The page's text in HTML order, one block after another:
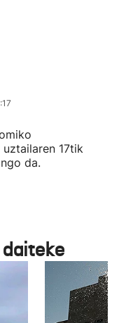
17tik
da.